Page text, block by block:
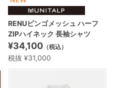
RENUビンゴメッシュ ハーフ
ZIPハイネック 長袖シャツ
¥34,100 （税込）
税抜 ¥31,000